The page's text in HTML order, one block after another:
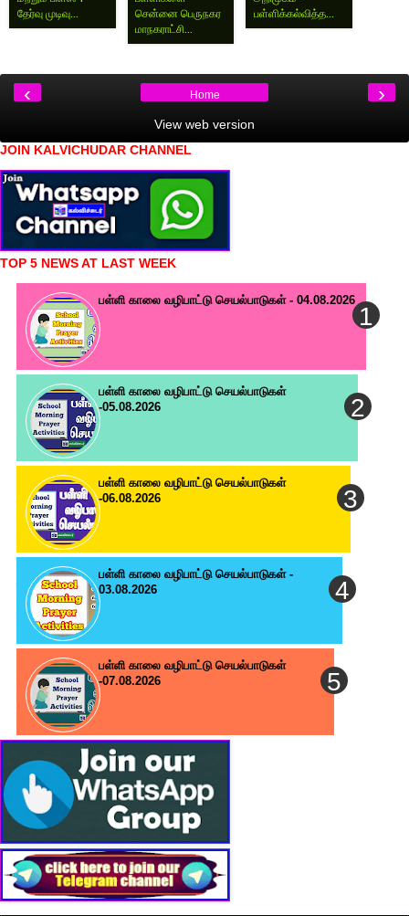
தேர்வு முடிவு...
சென்னை பெருநகர
மாநகராட்சி...
பள்ளிக்கல்வித்த...
‹ ›
Home
View web version
JOIN KALVICHUDAR CHANNEL
TOP 5 NEWS AT LAST WEEK
பள்ளி காலை வழிபாட்டு செயல்பாடுகள் - 04.08.2026
பள்ளி காலை வழிபாட்டு செயல்பாடுகள்
-05.08.2026
பள்ளி காலை வழிபாட்டு செயல்பாடுகள்
-06.08.2026
பள்ளி காலை வழிபாட்டு செயல்பாடுகள் -
03.08.2026
பள்ளி காலை வழிபாட்டு செயல்பாடுகள்
-07.08.2026